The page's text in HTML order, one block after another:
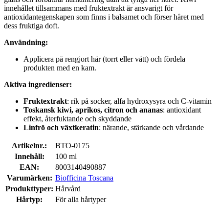
innehållet tillsammans med fruktextrakt är ansvarigt för
antioxidantegenskapen som finns i balsamet och förser håret med
dess fruktiga doft.
Användning:
Applicera på rengjort hår (torrt eller vått) och fördela
produkten med en kam.
Aktiva ingredienser:
Fruktextrakt: rik på socker, alfa hydroxysyra och C-vitamin
Toskansk kiwi, aprikos, citron och ananas: antioxidant
effekt, återfuktande och skyddande
Linfrö och växtkeratin: närande, stärkande och vårdande
Artikelnr.:
BTO-0175
Innehåll:
100 ml
EAN:
8003140490887
Varumärken: Biofficina Toscana
Produkttyper: Hårvård
Hårtyp:
För alla hårtyper